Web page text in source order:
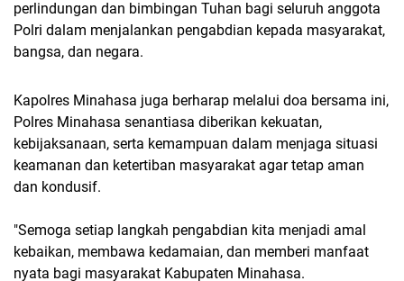
perlindungan dan bimbingan Tuhan bagi seluruh anggota
Polri dalam menjalankan pengabdian kepada masyarakat,
bangsa, dan negara.
Kapolres Minahasa juga berharap melalui doa bersama ini,
Polres Minahasa senantiasa diberikan kekuatan,
kebijaksanaan, serta kemampuan dalam menjaga situasi
keamanan dan ketertiban masyarakat agar tetap aman
dan kondusif.
"Semoga setiap langkah pengabdian kita menjadi amal
kebaikan, membawa kedamaian, dan memberi manfaat
nyata bagi masyarakat Kabupaten Minahasa.